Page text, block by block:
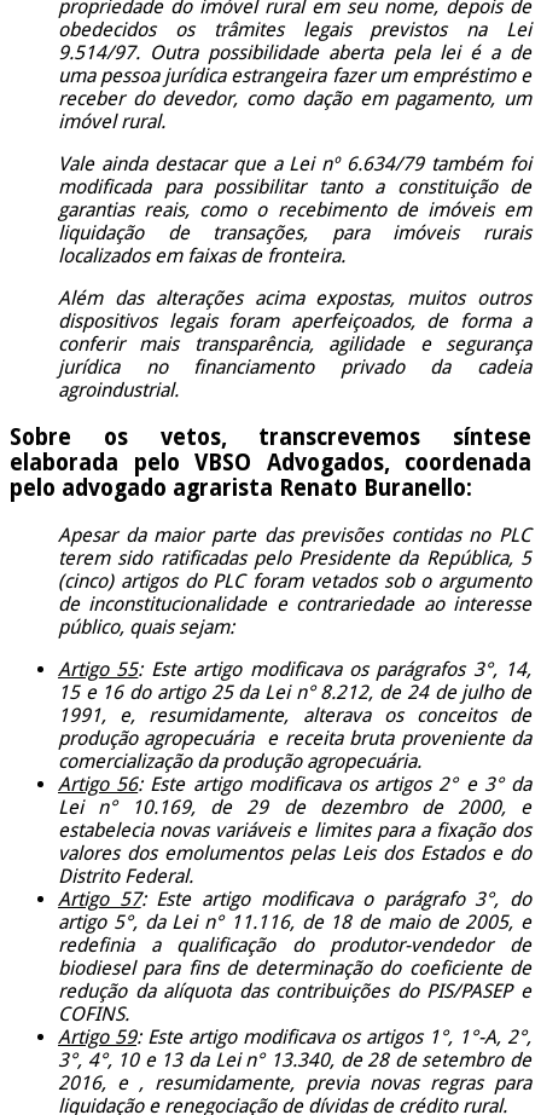
propriedade do imóvel rural em seu nome, depois de
obedecidos os trâmites legais previstos na Lei
9.514/97. Outra possibilidade aberta pela lei é a de
uma pessoa jurídica estrangeira fazer um empréstimo e
receber do devedor, como dação em pagamento, um
imóvel rural.
Vale ainda destacar que a Lei nº 6.634/79 também foi
modificada para possibilitar tanto a constituição de
garantias reais, como o recebimento de imóveis em
liquidação de transações, para imóveis rurais
localizados em faixas de fronteira.
Além das alterações acima expostas, muitos outros
dispositivos legais foram aperfeiçoados, de forma a
conferir mais transparência, agilidade e segurança
jurídica no financiamento privado da cadeia
agroindustrial.
Sobre os vetos, transcrevemos síntese
elaborada pelo VBSO Advogados, coordenada
pelo advogado agrarista Renato Buranello:
Apesar da maior parte das previsões contidas no PLC
terem sido ratificadas pelo Presidente da República, 5
(cinco) artigos do PLC foram vetados sob o argumento
de inconstitucionalidade e contrariedade ao interesse
público, quais sejam:
Artigo 55: Este artigo modificava os parágrafos 3°, 14,
15 e 16 do artigo 25 da Lei n° 8.212, de 24 de julho de
1991, e, resumidamente, alterava os conceitos de
produção agropecuária e receita bruta proveniente da
comercialização da produção agropecuária.
Artigo 56: Este artigo modificava os artigos 2° e 3° da
Lei n° 10.169, de 29 de dezembro de 2000, e
estabelecia novas variáveis e limites para a fixação dos
valores dos emolumentos pelas Leis dos Estados e do
Distrito Federal.
Artigo 57: Este artigo modificava o parágrafo 3°, do
artigo 5°, da Lei n° 11.116, de 18 de maio de 2005, e
redefinia a qualificação do produtor-vendedor de
biodiesel para fins de determinação do coeficiente de
redução da alíquota das contribuições do PIS/PASEP e
COFINS.
Artigo 59: Este artigo modificava os artigos 1°, 1°-A, 2°,
3°, 4°, 10 e 13 da Lei n° 13.340, de 28 de setembro de
2016, e , resumidamente, previa novas regras para
liquidação e renegociação de dívidas de crédito rural.